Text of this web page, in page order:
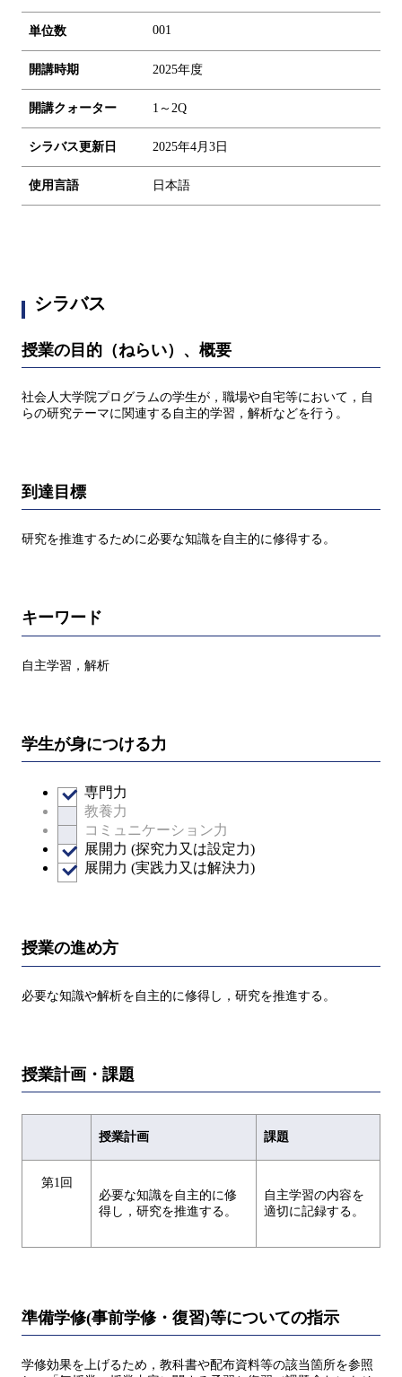
単位数 001
開講時期 2025年度
開講クォーター 1～2Q
シラバス更新日 2025年4月3日
使用言語 日本語
シラバス
授業の目的（ねらい）、概要
社会人大学院プログラムの学生が，職場や自宅等において，自
らの研究テーマに関連する自主的学習，解析などを行う。
到達目標
研究を推進するために必要な知識を自主的に修得する。
キーワード
自主学習，解析
学生が身につける力
専門力
教養力
コミュニケーション力
展開力 (探究力又は設定力)
展開力 (実践力又は解決力)
授業の進め方
必要な知識や解析を自主的に修得し，研究を推進する。
授業計画・課題
授業計画 課題
第1回
必要な知識を自主的に修
得し，研究を推進する。
自主学習の内容を
適切に記録する。
準備学修(事前学修・復習)等についての指示
学修効果を上げるため，教科書や配布資料等の該当箇所を参照